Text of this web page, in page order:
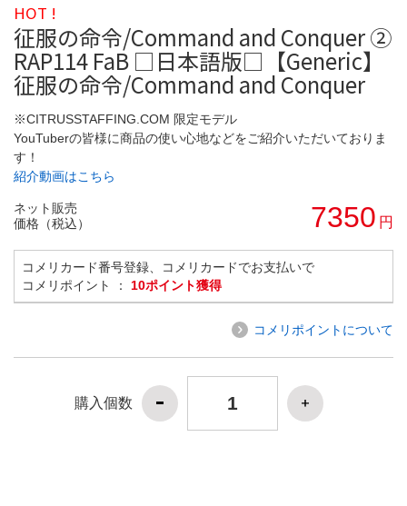
HOT !
征服の命令/Command and Conquer ②
RAP114 FaB □日本語版□【Generic】
征服の命令/Command and Conquer
※CITRUSSTAFFING.COM 限定モデル
YouTuberの皆様に商品の使い心地などをご紹介いただいておりま
す！
紹介動画はこちら
ネット販売
価格（税込）
7350 円
コメリカード番号登録、コメリカードでお支払いで
コメリポイント ： 10ポイント獲得
コメリポイントについて
購入個数